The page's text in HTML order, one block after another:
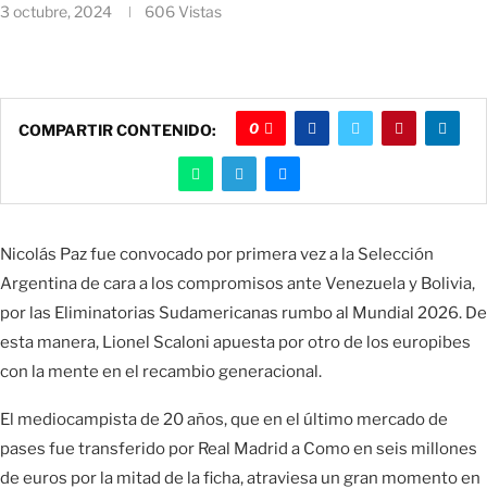
3 octubre, 2024 606 Vistas
COMPARTIR CONTENIDO: 0
Nicolás Paz fue convocado por primera vez a la Selección
Argentina de cara a los compromisos ante Venezuela y Bolivia,
por las Eliminatorias Sudamericanas rumbo al Mundial 2026. De
esta manera, Lionel Scaloni apuesta por otro de los europibes
con la mente en el recambio generacional.
El mediocampista de 20 años, que en el último mercado de
pases fue transferido por Real Madrid a Como en seis millones
de euros por la mitad de la ficha, atraviesa un gran momento en